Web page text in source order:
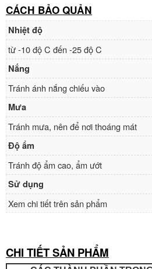
CÁCH BẢO QUẢN
Nhiệt độ
từ -10 độ C đến -25 độ C
Nắng
Tránh ánh nắng chiếu vào
Mưa
Tránh mưa, nên để nơi thoáng mát
Độ ẩm
Tránh độ ẩm cao, ẩm ướt
Sử dụng
Xem chi tiết trên sản phẩm
CHI TIẾT SẢN PHẨM